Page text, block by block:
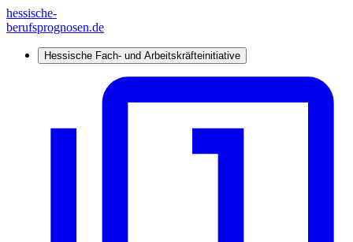
hessische-
berufsprognosen.de
Hessische Fach- und Arbeitskräfteinitiative